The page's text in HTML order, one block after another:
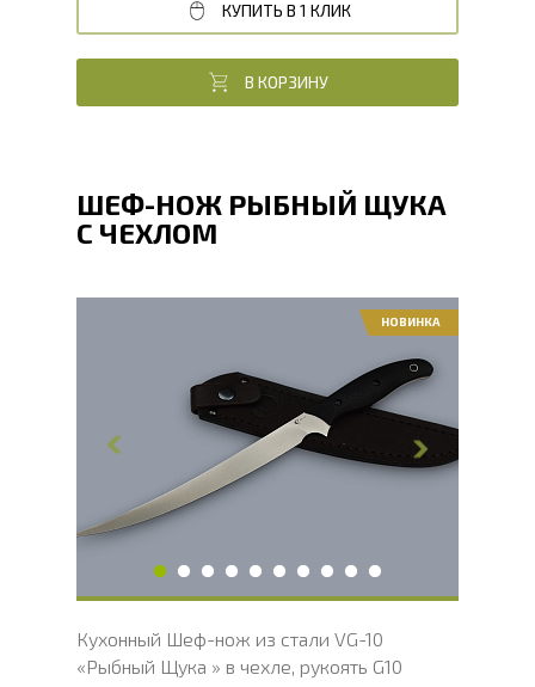
КУПИТЬ В 1 КЛИК
В КОРЗИНУ
ШЕФ-НОЖ РЫБНЫЙ ЩУКА
С ЧЕХЛОМ
Общая длина, мм
325
Длина клинка, мм
225
Ширина клинка, мм
21
Толщина обуха, мм
2.1
Длина рукояти, мм
100
Твердость клинка, HRC
Вес, г
НОВИНКА
Кухонный Шеф-нож из стали VG-10
«Рыбный Щука » в чехле, рукоять G10